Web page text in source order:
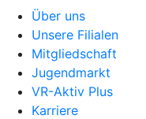
Über uns
Unsere Filialen
Mitgliedschaft
Jugendmarkt
VR-Aktiv Plus
Karriere